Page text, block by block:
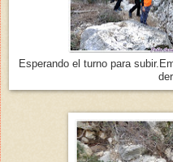
Esperando el turno para